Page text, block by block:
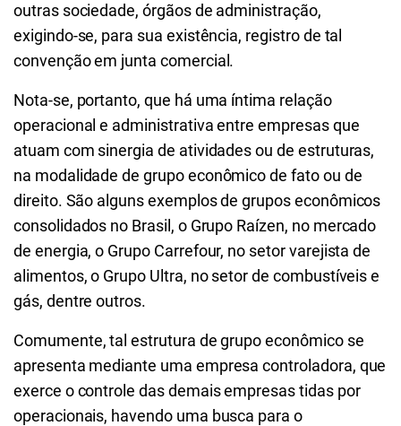
outras sociedade, órgãos de administração,
exigindo-se, para sua existência, registro de tal
convenção em junta comercial.
Nota-se, portanto, que há uma íntima relação
operacional e administrativa entre empresas que
atuam com sinergia de atividades ou de estruturas,
na modalidade de grupo econômico de fato ou de
direito. São alguns exemplos de grupos econômicos
consolidados no Brasil, o Grupo Raízen, no mercado
de energia, o Grupo Carrefour, no setor varejista de
alimentos, o Grupo Ultra, no setor de combustíveis e
gás, dentre outros.
Comumente, tal estrutura de grupo econômico se
apresenta mediante uma empresa controladora, que
exerce o controle das demais empresas tidas por
operacionais, havendo uma busca para o